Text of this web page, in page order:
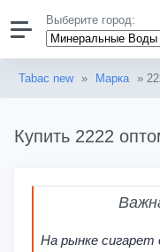
Выберите город:
Tabac new » Марка »
Купить 2222
На рынке сигарет